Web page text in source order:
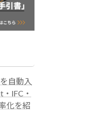
自動入
IFC・
化を紹